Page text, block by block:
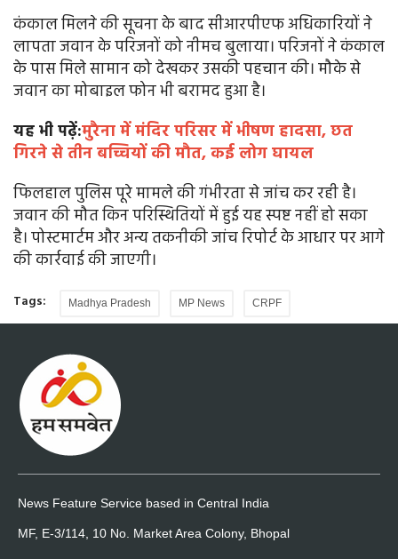
कंकाल मिलने की सूचना के बाद सीआरपीएफ अधिकारियों ने
लापता जवान के परिजनों को नीमच बुलाया। परिजनों ने कंकाल
के पास मिले सामान को देखकर उसकी पहचान की। मौके से
जवान का मोबाइल फोन भी बरामद हुआ है।
यह भी पढ़ें:मुरैना में मंदिर परिसर में भीषण हादसा, छत
गिरने से तीन बच्चियों की मौत, कई लोग घायल
फिलहाल पुलिस पूरे मामले की गंभीरता से जांच कर रही है।
जवान की मौत किन परिस्थितियों में हुई यह स्पष्ट नहीं हो सका
है। पोस्टमार्टम और अन्य तकनीकी जांच रिपोर्ट के आधार पर आगे
की कार्रवाई की जाएगी।
Tags: Madhya Pradesh MP News CRPF
News Feature Service based in Central India
MF, E-3/114, 10 No. Market Area Colony, Bhopal